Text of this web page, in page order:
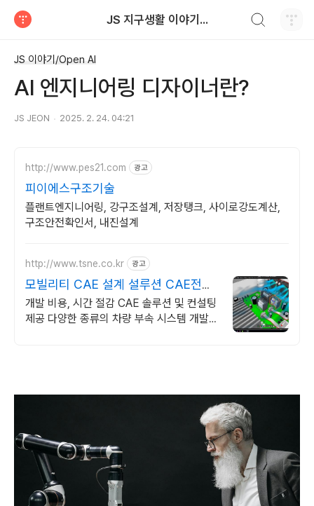
JS 지구생활 이야기...
JS 이야기/Open AI
AI 엔지니어링 디자이너란?
JS JEON 2025. 2. 24. 04:21
http://www.pes21.com 광고
피이에스구조기술
플랜트엔지니어링, 강구조설계, 저장탱크, 사이로강도계산,
구조안전확인서, 내진설계
http://www.tsne.co.kr 광고
모빌리티 CAE 설계 설루션 CAE전문
기업태성에스엔이
개발 비용, 시간 절감 CAE 솔루션 및 컨설팅
제공 다양한 종류의 차량 부속 시스템 개발을